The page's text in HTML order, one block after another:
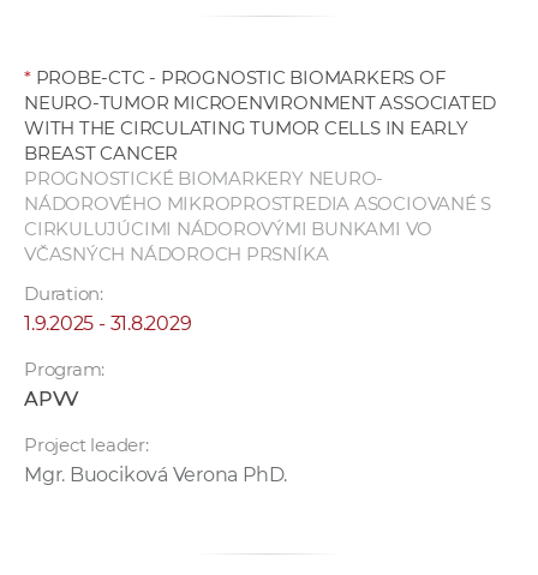
*PROBE-CTC - PROGNOSTIC BIOMARKERS OF
NEURO-TUMOR MICROENVIRONMENT ASSOCIATED
WITH THE CIRCULATING TUMOR CELLS IN EARLY
BREAST CANCER
PROGNOSTICKÉ BIOMARKERY NEURO-
NÁDOROVÉHO MIKROPROSTREDIA ASOCIOVANÉ S
CIRKULUJÚCIMI NÁDOROVÝMI BUNKAMI VO
VČASNÝCH NÁDOROCH PRSNÍKA
Duration:
1.9.2025 - 31.8.2029
Program:
APVV
Project leader:
Mgr. Buociková Verona PhD.